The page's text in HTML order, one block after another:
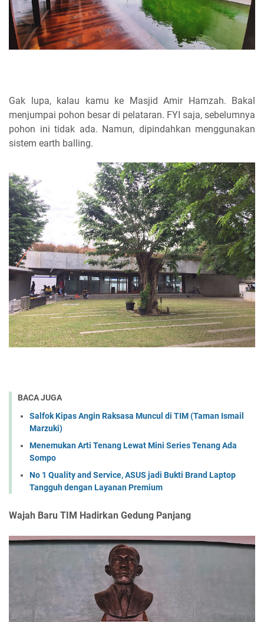
Gak lupa, kalau kamu ke Masjid Amir Hamzah. Bakal
menjumpai pohon besar di pelataran. FYI saja, sebelumnya
pohon ini tidak ada. Namun, dipindahkan menggunakan
sistem earth balling.
BACA JUGA
Salfok Kipas Angin Raksasa Muncul di TIM (Taman Ismail
Marzuki)
Menemukan Arti Tenang Lewat Mini Series Tenang Ada
Sompo
No 1 Quality and Service, ASUS jadi Bukti Brand Laptop
Tangguh dengan Layanan Premium
Wajah Baru TIM Hadirkan Gedung Panjang